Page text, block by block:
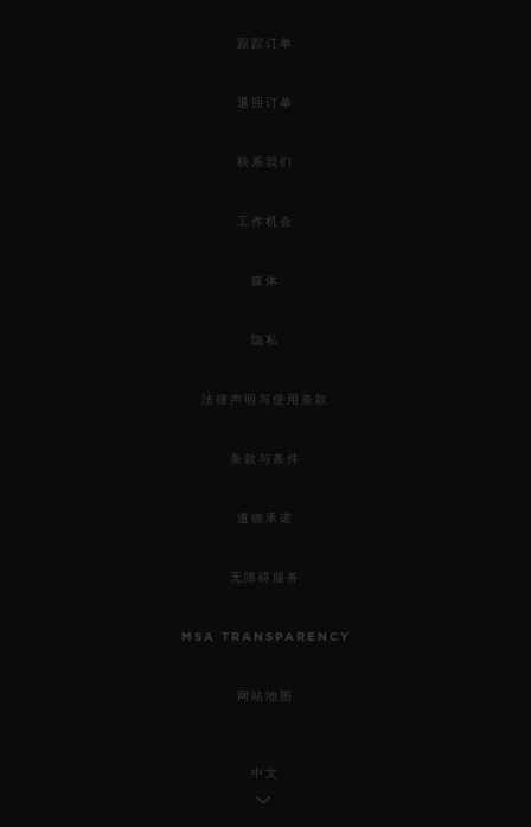
跟踪订单
退回订单
联系我们
工作机会
媒体
隐私
法律声明与使用条款
条款与条件
道德承诺
无障碍服务
MSA TRANSPARENCY
网站地图
中文